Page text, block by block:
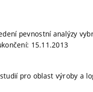
pevnostní analýzy
15.11.2013
pro oblast výroby a